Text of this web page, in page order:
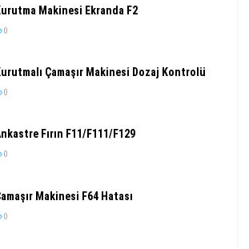
Makinesi Ekranda F2
0
Çamaşır Makinesi Dozaj Kontrolü
0
Fırın F11/F111/F129
0
Makinesi F64 Hatası
0